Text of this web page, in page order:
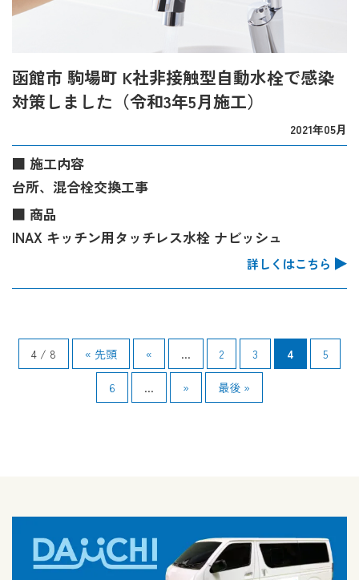
函館市 駒場町 K社非接触型自動水栓で感染
対策しました（令和3年5月施工）
2021年05月
■ 施工内容
台所、混合栓交換工事
■ 商品
INAX キッチン用タッチレス水栓 ナビッシュ
詳しくはこちら
4 / 8 « 先頭 « ... 2 3 4 5
6 ... » 最後 »